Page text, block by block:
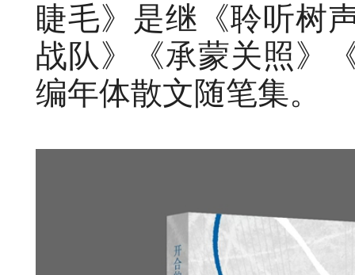
睫毛》是继《聆听树
战队》《承蒙关照》
编年体散文随笔集。